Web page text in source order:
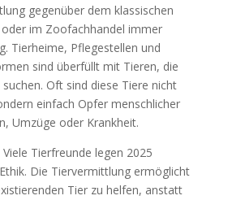
gegenüber dem klassischen
im Zoofachhandel immer
Tierheime, Pflegestellen und
sind überfüllt mit Tieren, die
Oft sind diese Tiere nicht
einfach Opfer menschlicher
Umzüge oder Krankheit.
Tierfreunde legen 2025
Die Tiervermittlung ermöglicht
Tier zu helfen, anstatt